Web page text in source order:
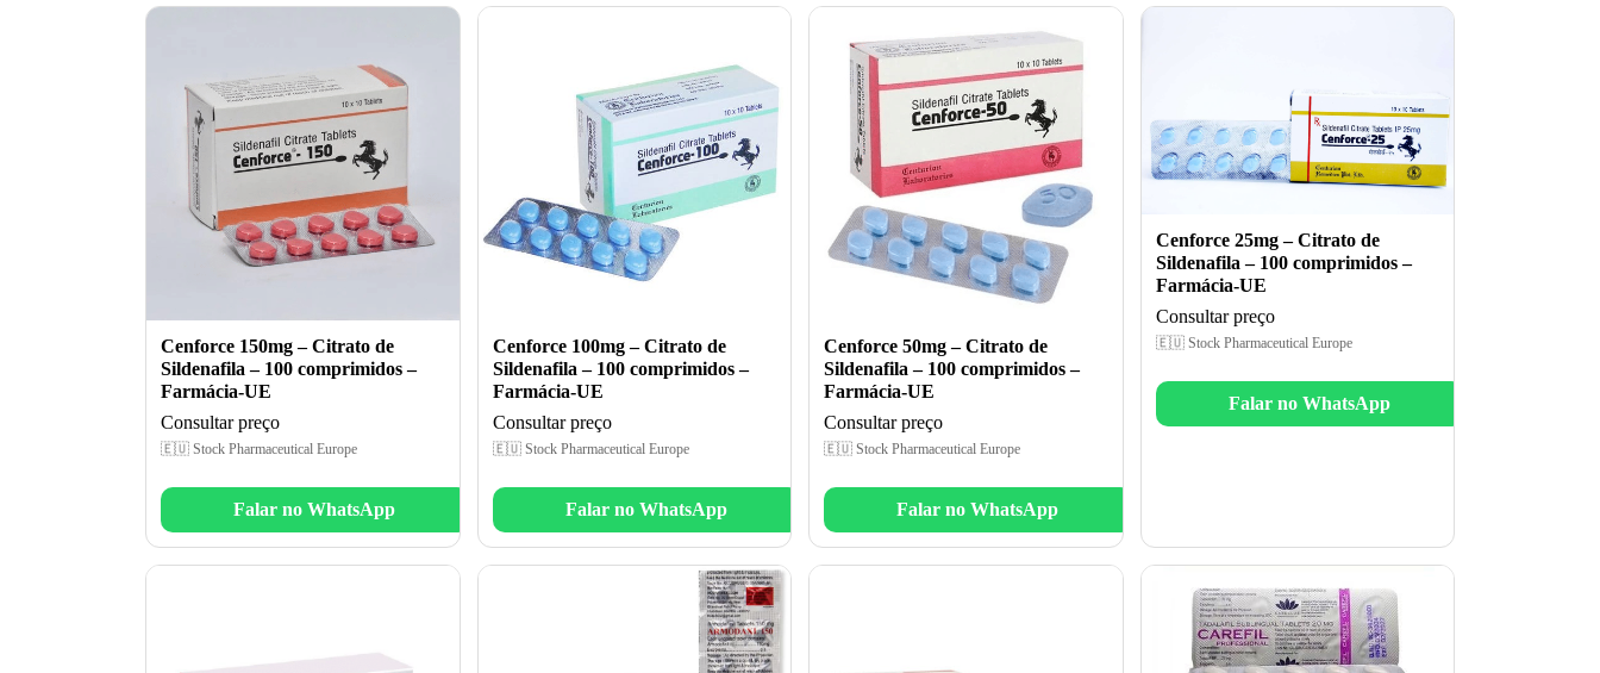
Cenforce 150mg – Citrato de
Sildenafila – 100 comprimidos –
Farmácia-UE
Consultar preço
🇪🇺 Stock Pharmaceutical Europe
Falar no WhatsApp
Cenforce 100mg – Citrato de
Sildenafila – 100 comprimidos –
Farmácia-UE
Consultar preço
🇪🇺 Stock Pharmaceutical Europe
Falar no WhatsApp
Cenforce 50mg – Citrato de
Sildenafila – 100 comprimidos –
Farmácia-UE
Consultar preço
🇪🇺 Stock Pharmaceutical Europe
Falar no WhatsApp
Cenforce 25mg – Citrato de
Sildenafila – 100 comprimidos –
Farmácia-UE
Consultar preço
🇪🇺 Stock Pharmaceutical Europe
Falar no WhatsApp